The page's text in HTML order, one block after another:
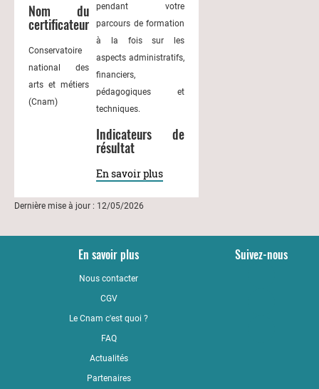
Nom du
certificateur
Conservatoire
national des
arts et métiers
(Cnam)
pendant votre
parcours de formation
à la fois sur les
aspects administratifs,
financiers,
pédagogiques et
techniques.
Indicateurs de
résultat
En savoir plus
Dernière mise à jour : 12/05/2026
En savoir plus
Nous contacter
CGV
Le Cnam c'est quoi ?
FAQ
Actualités
Partenaires
Suivez-nous